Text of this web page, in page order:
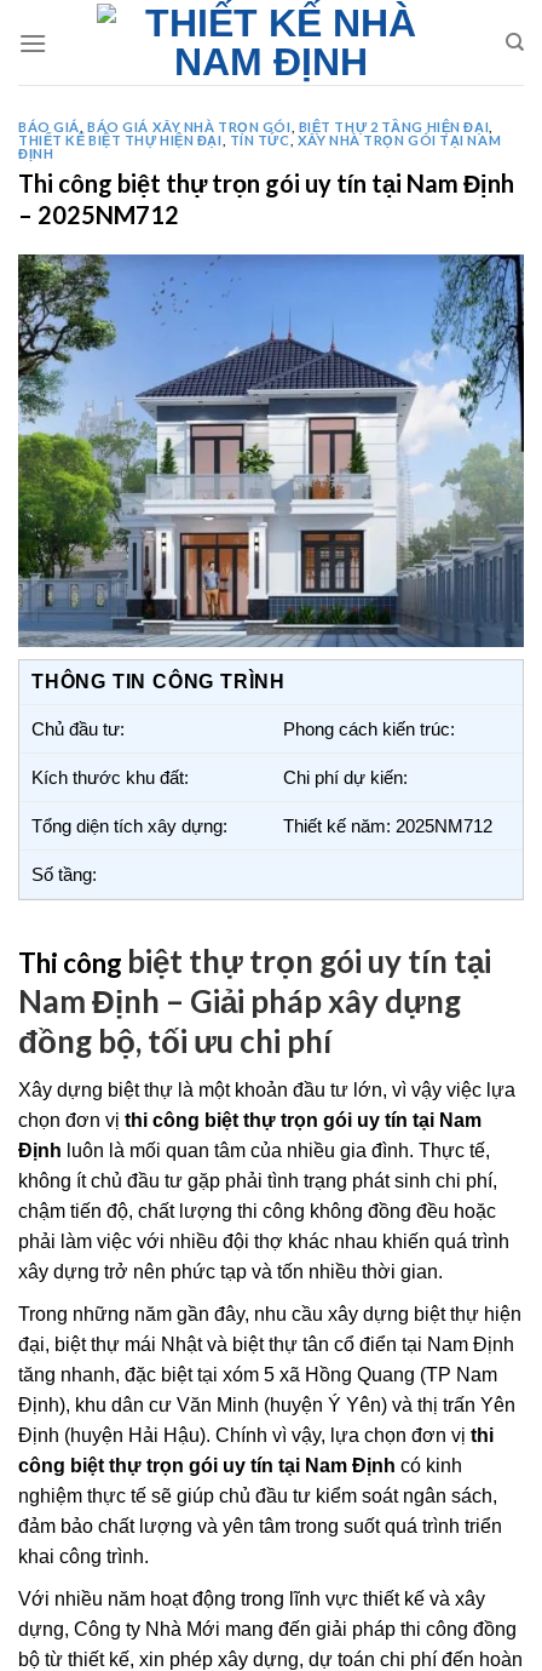
BÁO GIÁ ,BÁO GIÁ XÂY NHÀ TRỌN GÓI BIỆT THỰ 2 TẦNG HIỆN ĐẠI
THIẾT KẾ BIỆT THỰ HIỆN ĐẠI
TIN TỨC , XÂY NHÀ TRỌN GÓI TẠI NAM
ĐỊNH
Thi công biệt thự trọn gói uy tín tại Nam Định
– 2025NM712
THÔNG TIN CÔNG TRÌNH
Chủ đầu tư: Phong cách kiến trúc:
Kích thước khu đất: Chi phí dự kiến:
Tổng diện tích xây dựng: Thiết kế năm: 2025NM712
Số tầng:
Thi công biệt thự trọn gói uy tín tại
Nam Định – Giải pháp xây dựng
đồng bộ, tối ưu chi phí
Xây dựng biệt thự là một khoản đầu tư lớn, vì vậy việc lựa
chọn đơn vị thi công biệt thự trọn gói uy tín tại Nam
Định luôn là mối quan tâm của nhiều gia đình. Thực tế,
không ít chủ đầu tư gặp phải tình trạng phát sinh chi phí,
chậm tiến độ, chất lượng thi công không đồng đều hoặc
phải làm việc với nhiều đội thợ khác nhau khiến quá trình
xây dựng trở nên phức tạp và tốn nhiều thời gian.
Trong những năm gần đây, nhu cầu xây dựng biệt thự hiện
đại, biệt thự mái Nhật và biệt thự tân cổ điển tại Nam Định
tăng nhanh, đặc biệt tại xóm 5 xã Hồng Quang (TP Nam
Định), khu dân cư Văn Minh (huyện Ý Yên) và thị trấn Yên
Định (huyện Hải Hậu). Chính vì vậy, lựa chọn đơn vị thi
công biệt thự trọn gói uy tín tại Nam Định có kinh
nghiệm thực tế sẽ giúp chủ đầu tư kiểm soát ngân sách,
đảm bảo chất lượng và yên tâm trong suốt quá trình triển
khai công trình.
Với nhiều năm hoạt động trong lĩnh vực thiết kế và xây
dựng, Công ty Nhà Mới mang đến giải pháp thi công đồng
bộ từ thiết kế, xin phép xây dựng, dự toán chi phí đến hoàn